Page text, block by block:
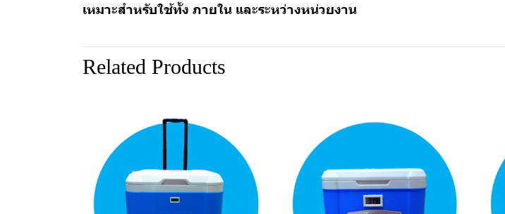
เหมาะสำหรับใช้ทั้ง ภายใน และระหว่างหน่วยงาน
Related Products